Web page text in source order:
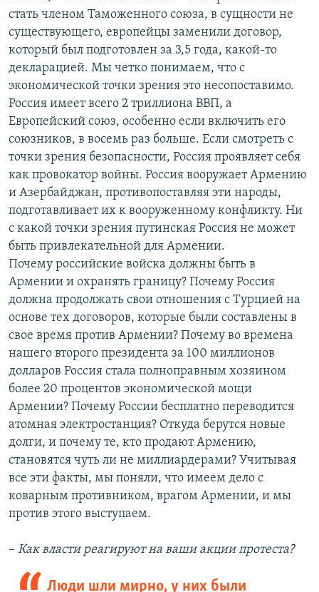
стать членом Таможенного союза, в сущности не
существующего, европейцы заменили договор,
который был подготовлен за 3,5 года, какой-то
декларацией. Мы четко понимаем, что с
экономической точки зрения это несопоставимо.
Россия имеет всего 2 триллиона ВВП, а
Европейский союз, особенно если включить его
союзников, в восемь раз больше. Если смотреть с
точки зрения безопасности, Россия проявляет себя
как провокатор войны. Россия вооружает Армению
и Азербайджан, противопоставляя эти народы,
подготавливает их к вооруженному конфликту. Ни
с какой точки зрения путинская Россия не может
быть привлекательной для Армении.
Почему российские войска должны быть в
Армении и охранять границу? Почему Россия
должна продолжать свои отношения с Турцией на
основе тех договоров, которые были составлены в
свое время против Армении? Почему во времена
нашего второго президента за 100 миллионов
долларов Россия стала полноправным хозяином
более 20 процентов экономической мощи
Армении? Почему России бесплатно переводится
атомная электростанция? Откуда берутся новые
долги, и почему те, кто продают Армению,
становятся чуть ли не миллиардерами? Учитывая
все эти факты, мы поняли, что имеем дело с
коварным противником, врагом Армении, и мы
против этого выступаем.
– Как власти реагируют на ваши акции протеста?
Люди шли мирно, у них были